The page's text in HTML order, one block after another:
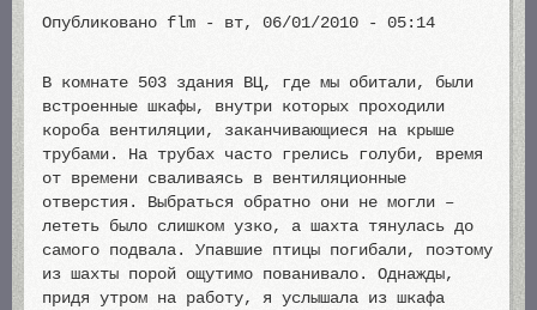
Опубликовано flm - вт, 06/01/2010 - 05:14
В комнате 503 здания ВЦ, где мы обитали, были
встроенные шкафы, внутри которых проходили
короба вентиляции, заканчивающиеся на крыше
трубами. На трубах часто грелись голуби, время
от времени сваливаясь в вентиляционные
отверстия. Выбраться обратно они не могли –
лететь было слишком узко, а шахта тянулась до
самого подвала. Упавшие птицы погибали, поэтому
из шахты порой ощутимо пованивало. Однажды,
придя утром на работу, я услышала из шкафа